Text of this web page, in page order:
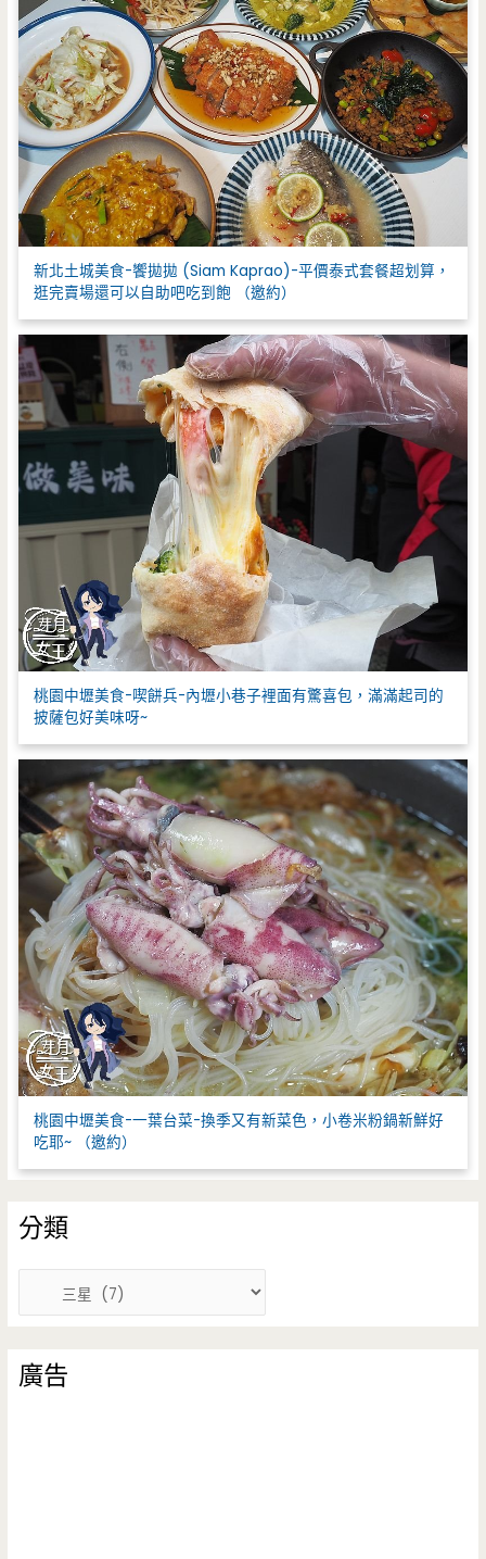
新北土城美食-饗拋拋 (Siam Kaprao)-平價泰式套餐超划算，
逛完賣場還可以自助吧吃到飽 （邀約）
桃園中壢美食-喫餅兵-內壢小巷子裡面有驚喜包，滿滿起司的
披薩包好美味呀~
桃園中壢美食-一葉台菜-換季又有新菜色，小卷米粉鍋新鮮好
吃耶~ （邀約）
分類
類
廣告